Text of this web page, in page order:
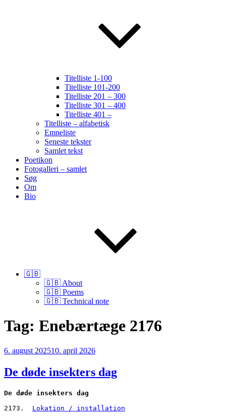
Titelliste 1-100
Titelliste 101-200
Titelliste 201 – 300
Titelliste 301 – 400
Titelliste 401 –
Titelliste – alfabetisk
Emneliste
Seneste tekster
Samlet tekst
Poetikon
Fotogalleri – samlet
Søg
Om
Bio
🇬🇧
🇬🇧 About
🇬🇧 Poems
🇬🇧 Technical note
Tag: Enebærtæge 2176
Udgivet
6. august 202510. april 2026
De døde insekters dag
De døde insekters dag
2173. Lokation / installation